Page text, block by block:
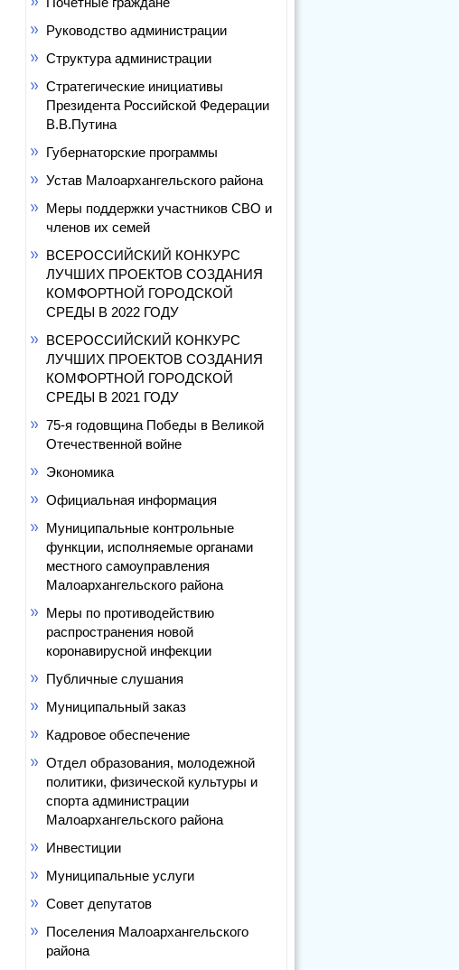
Руководство администрации
Структура администрации
Стратегические инициативы
Президента Российской Федерации
В.В.Путина
Губернаторские программы
Устав Малоархангельского района
Меры поддержки участников СВО и
членов их семей
ВСЕРОССИЙСКИЙ КОНКУРС
ЛУЧШИХ ПРОЕКТОВ СОЗДАНИЯ
КОМФОРТНОЙ ГОРОДСКОЙ
СРЕДЫ В 2022 ГОДУ
ВСЕРОССИЙСКИЙ КОНКУРС
ЛУЧШИХ ПРОЕКТОВ СОЗДАНИЯ
КОМФОРТНОЙ ГОРОДСКОЙ
СРЕДЫ В 2021 ГОДУ
75-я годовщина Победы в Великой
Отечественной войне
Экономика
Официальная информация
Муниципальные контрольные
функции, исполняемые органами
местного самоуправления
Малоархангельского района
Меры по противодействию
распространения новой
коронавирусной инфекции
Публичные слушания
Муниципальный заказ
Кадровое обеспечение
Отдел образования, молодежной
политики, физической культуры и
спорта администрации
Малоархангельского района
Инвестиции
Муниципальные услуги
Совет депутатов
Поселения Малоархангельского
района